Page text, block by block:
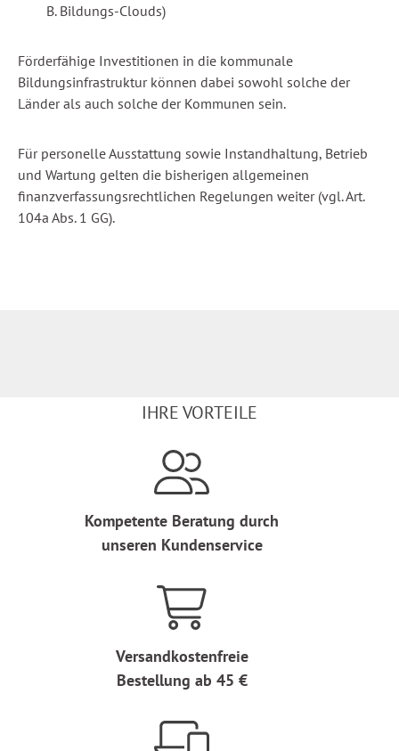
B. Bildungs-Clouds)
Förderfähige Investitionen in die kommunale
Bildungsinfrastruktur können dabei sowohl solche der
Länder als auch solche der Kommunen sein.
Für personelle Ausstattung sowie Instandhaltung, Betrieb
und Wartung gelten die bisherigen allgemeinen
finanzverfassungsrechtlichen Regelungen weiter (vgl. Art.
104a Abs. 1 GG).
IHRE VORTEILE
Kompetente Beratung durch
unseren Kundenservice
Versandkostenfreie
Bestellung ab 45 €